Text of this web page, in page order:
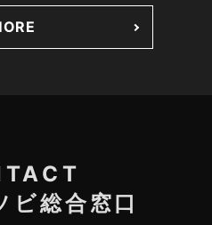
ビ総合窓口